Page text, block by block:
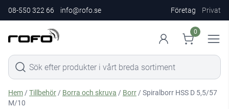
08-550 322 66 info@rofo.se Företag Privat
0
Hem /Tillbehör / Borra och skruva / Borr / Spiralborr HSS D 5,5/57
M/10